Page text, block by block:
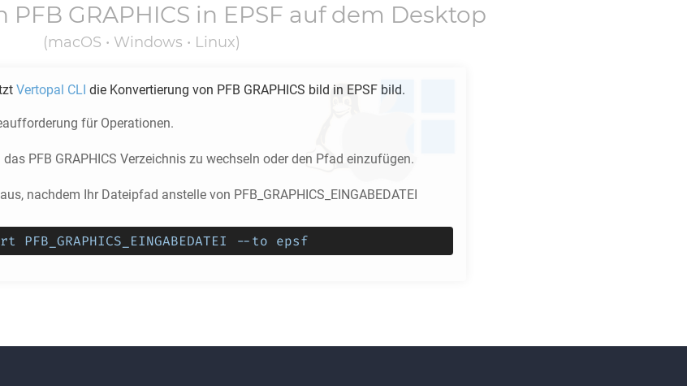
PFB GRAPHICS in EPSF auf dem Desktop
(macOS • Windows • Linux)
Vertopal CLI die Konvertierung von PFB GRAPHICS bild in EPSF bild.
für Operationen.
das PFB GRAPHICS Verzeichnis zu wechseln oder den Pfad einzufügen.
nachdem Ihr Dateipfad anstelle von PFB_GRAPHICS_EINGABEDATEI
--to epsf